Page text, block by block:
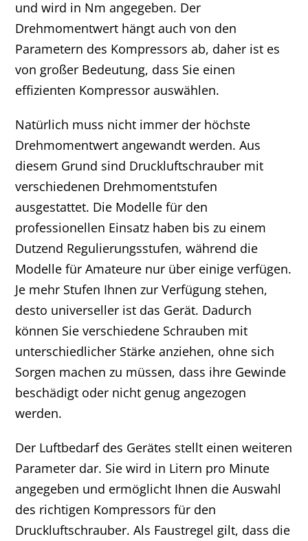
und wird in Nm angegeben. Der
Drehmomentwert hängt auch von den
Parametern des Kompressors ab, daher ist es
von großer Bedeutung, dass Sie einen
effizienten Kompressor auswählen.
Natürlich muss nicht immer der höchste
Drehmomentwert angewandt werden. Aus
diesem Grund sind Druckluftschrauber mit
verschiedenen Drehmomentstufen
ausgestattet. Die Modelle für den
professionellen Einsatz haben bis zu einem
Dutzend Regulierungsstufen, während die
Modelle für Amateure nur über einige verfügen.
Je mehr Stufen Ihnen zur Verfügung stehen,
desto universeller ist das Gerät. Dadurch
können Sie verschiedene Schrauben mit
unterschiedlicher Stärke anziehen, ohne sich
Sorgen machen zu müssen, dass ihre Gewinde
beschädigt oder nicht genug angezogen
werden.
Der Luftbedarf des Gerätes stellt einen weiteren
Parameter dar. Sie wird in Litern pro Minute
angegeben und ermöglicht Ihnen die Auswahl
des richtigen Kompressors für den
Druckluftschrauber. Als Faustregel gilt, dass die